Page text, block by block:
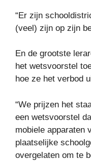
“Er zijn
(veel) zijn op zijn
En de grootste
het wetsvoorstel
hoe ze het verbod
“We prijzen het
een wetsvoorstel
mobiele apparaten
plaatselijke
overgelaten om te